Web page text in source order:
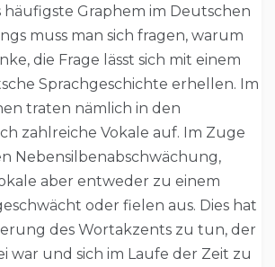
häufigste Graphem im Deutschen
muss man sich fragen, warum
die Frage lässt sich mit einem
Sprachgeschichte erhellen. Im
traten nämlich in den
zahlreiche Vokale auf. Im Zuge
Nebensilbenabschwächung,
aber entweder zu einem
oder fielen aus. Dies hat
des Wortakzents zu tun, der
war und sich im Laufe der Zeit zu